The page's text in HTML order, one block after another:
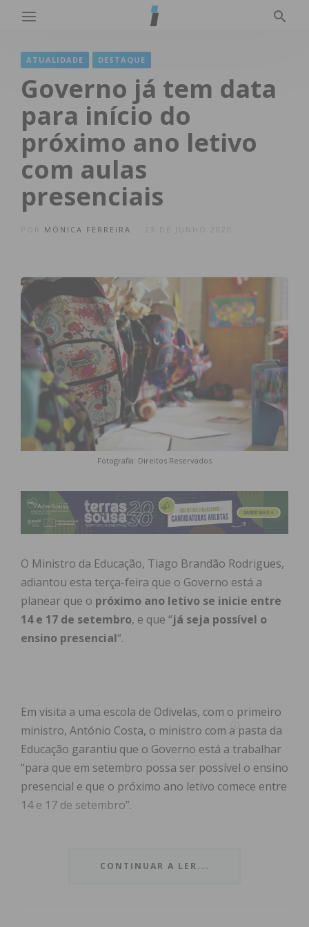
ATUALIDADE DESTAQUE
Governo já tem data
para início do
próximo ano letivo
com aulas
presenciais
MÓNICA FERREIRA
Fotografia: Direitos Reservados
O Ministro da Educação, Tiago Brandão Rodrigues,
adiantou esta terça-feira que o Governo está a
planear que o próximo ano letivo se inicie entre
14 e 17 de setembro, e que “já seja possível o
ensino presencial“.
Em visita a uma escola de Odivelas, com o primeiro
ministro, António Costa, o ministro com a pasta da
Educação garantiu que o Governo está a trabalhar
“para que em setembro possa ser possível o ensino
presencial e que o próximo ano letivo comece entre
14 e 17 de setembro”.
do ano letivo 2020/2021 vão ser recuperação
CONTINUAR A LER...